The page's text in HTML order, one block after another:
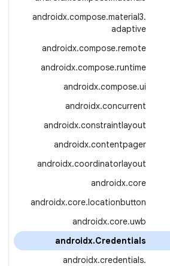
androidx.compose.material3.
adaptive
androidx.compose.remote
androidx.compose.runtime
androidx.compose.ui
androidx.concurrent
androidx.constraintlayout
androidx.contentpager
androidx.coordinatorlayout
androidx.core
androidx.core.locationbutton
androidx.core.uwb
androidx.Credentials
androidx.credentials.